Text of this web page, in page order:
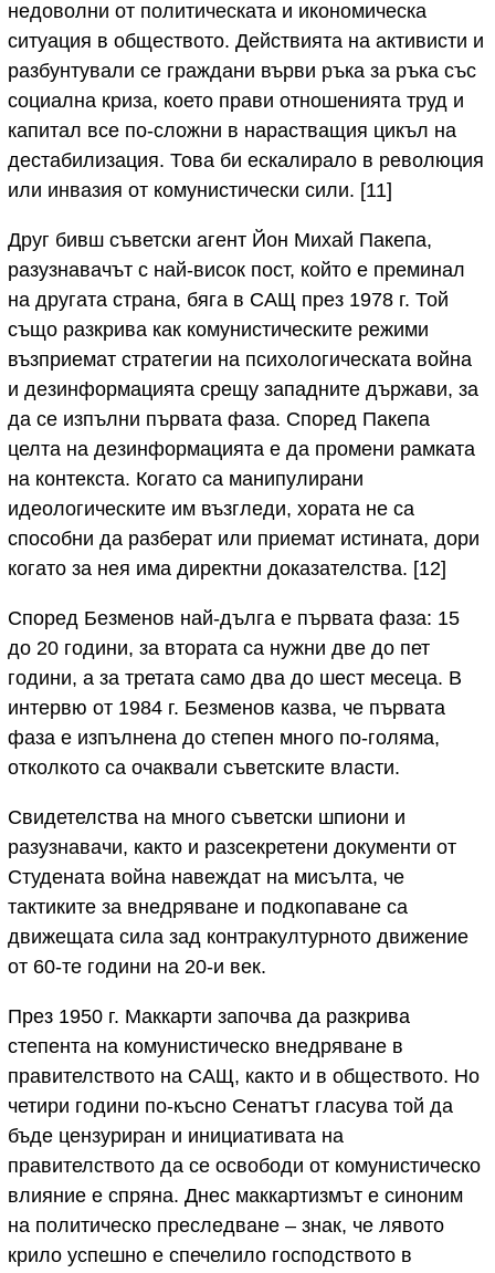
недоволни от политическата и икономическа
ситуация в обществото. Действията на активисти и
разбунтували се граждани върви ръка за ръка със
социална криза, което прави отношенията труд и
капитал все по-сложни в нарастващия цикъл на
дестабилизация. Това би ескалирало в революция
или инвазия от комунистически сили. [11]
Друг бивш съветски агент Йон Михай Пакепа,
разузнавачът с най-висок пост, който е преминал
на другата страна, бяга в САЩ през 1978 г. Той
също разкрива как комунистическите режими
възприемат стратегии на психологическата война
и дезинформацията срещу западните държави, за
да се изпълни първата фаза. Според Пакепа
целта на дезинформацията е да промени рамката
на контекста. Когато са манипулирани
идеологическите им възгледи, хората не са
способни да разберат или приемат истината, дори
когато за нея има директни доказателства. [12]
Според Безменов най-дълга е първата фаза: 15
до 20 години, за втората са нужни две до пет
години, а за третата само два до шест месеца. В
интервю от 1984 г. Безменов казва, че първата
фаза е изпълнена до степен много по-голяма,
отколкото са очаквали съветските власти.
Свидетелства на много съветски шпиони и
разузнавачи, както и разсекретени документи от
Студената война навеждат на мисълта, че
тактиките за внедряване и подкопаване са
движещата сила зад контракултурното движение
от 60-те години на 20-и век.
През 1950 г. Маккарти започва да разкрива
степента на комунистическо внедряване в
правителството на САЩ, както и в обществото. Но
четири години по-късно Сенатът гласува той да
бъде цензуриран и инициативата на
правителството да се освободи от комунистическо
влияние е спряна. Днес маккартизмът е синоним
на политическо преследване – знак, че лявото
крило успешно е спечелило господството в